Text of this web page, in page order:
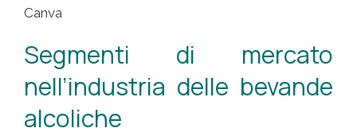
Canva
Segmenti di mercato
nell’industria delle bevande
alcoliche